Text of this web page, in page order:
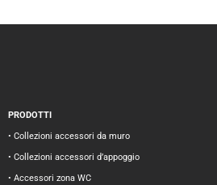
PRODOTTI
• Collezioni accessori da muro
• Collezioni accessori d’appoggio
• Accessori zona WC